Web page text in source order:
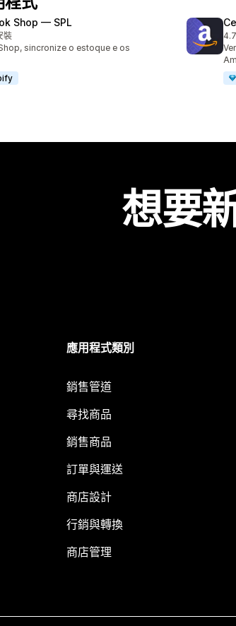
Shop — SPL
裝
sincronize o estoque e os
4.7
共
想要
應用程式類別
銷售管道
尋找商品
銷售商品
訂單與運送
商店設計
行銷與轉換
商店管理